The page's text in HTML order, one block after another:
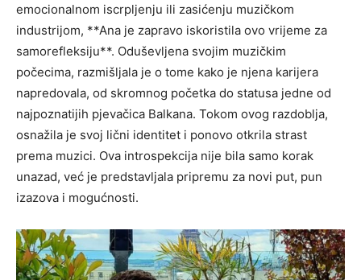
emocionalnom iscrpljenju ili zasićenju muzičkom
industrijom, **Ana je zapravo iskoristila ovo vrijeme za
samorefleksiju**. Oduševljena svojim muzičkim
počecima, razmišljala je o tome kako je njena karijera
napredovala, od skromnog početka do statusa jedne od
najpoznatijih pjevačica Balkana. Tokom ovog razdoblja,
osnažila je svoj lični identitet i ponovo otkrila strast
prema muzici. Ova introspekcija nije bila samo korak
unazad, već je predstavljala pripremu za novi put, pun
izazova i mogućnosti.